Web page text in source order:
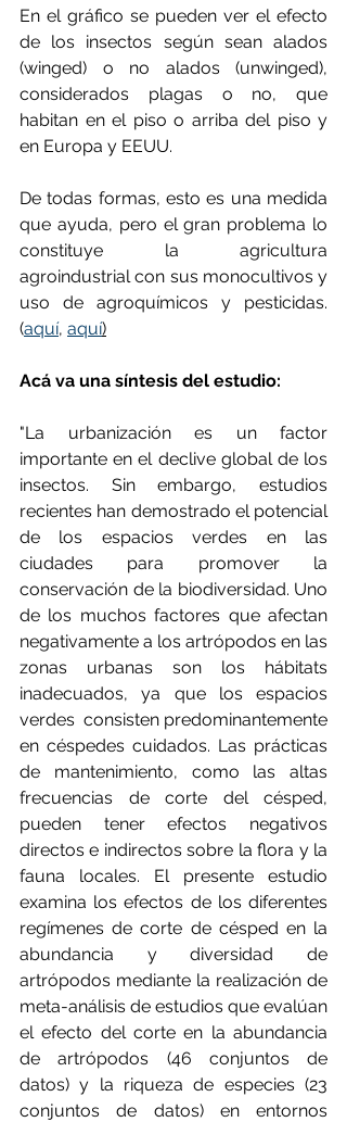
En el gráfico se pueden ver el efecto
de los insectos según sean alados
(winged) o no alados (unwinged),
considerados plagas o no, que
habitan en el piso o arriba del piso y
en Europa y EEUU.
De todas formas, esto es una medida
que ayuda, pero el gran problema lo
constituye la agricultura
agroindustrial con sus monocultivos y
uso de agroquímicos y pesticidas.
(aquí, aquí)
Acá va una síntesis del estudio:
"La urbanización es un factor
importante en el declive global de los
insectos. Sin embargo, estudios
recientes han demostrado el potencial
de los espacios verdes en las
ciudades para promover la
conservación de la biodiversidad. Uno
de los muchos factores que afectan
negativamente a los artrópodos en las
zonas urbanas son los hábitats
inadecuados, ya que los espacios
verdes  consisten predominantemente
en céspedes cuidados. Las prácticas
de mantenimiento, como las altas
frecuencias de corte del césped,
pueden tener efectos negativos
directos e indirectos sobre la flora y la
fauna locales. El presente estudio
examina los efectos de los diferentes
regímenes de corte de césped en la
abundancia y diversidad de
artrópodos mediante la realización de
meta-análisis de estudios que evalúan
el efecto del corte en la abundancia
de artrópodos (46 conjuntos de
datos) y la riqueza de especies (23
conjuntos de datos) en entornos